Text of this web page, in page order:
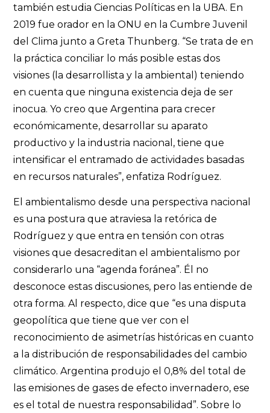
también estudia Ciencias Políticas en la UBA. En
2019 fue orador en la ONU en la Cumbre Juvenil
del Clima junto a Greta Thunberg. “Se trata de en
la práctica conciliar lo más posible estas dos
visiones (la desarrollista y la ambiental) teniendo
en cuenta que ninguna existencia deja de ser
inocua. Yo creo que Argentina para crecer
económicamente, desarrollar su aparato
productivo y la industria nacional, tiene que
intensificar el entramado de actividades basadas
en recursos naturales”, enfatiza Rodríguez.
El ambientalismo desde una perspectiva nacional
es una postura que atraviesa la retórica de
Rodríguez y que entra en tensión con otras
visiones que desacreditan el ambientalismo por
considerarlo una “agenda foránea”. Él no
desconoce estas discusiones, pero las entiende de
otra forma. Al respecto, dice que “es una disputa
geopolítica que tiene que ver con el
reconocimiento de asimetrías históricas en cuanto
a la distribución de responsabilidades del cambio
climático. Argentina produjo el 0,8% del total de
las emisiones de gases de efecto invernadero, ese
es el total de nuestra responsabilidad”. Sobre lo